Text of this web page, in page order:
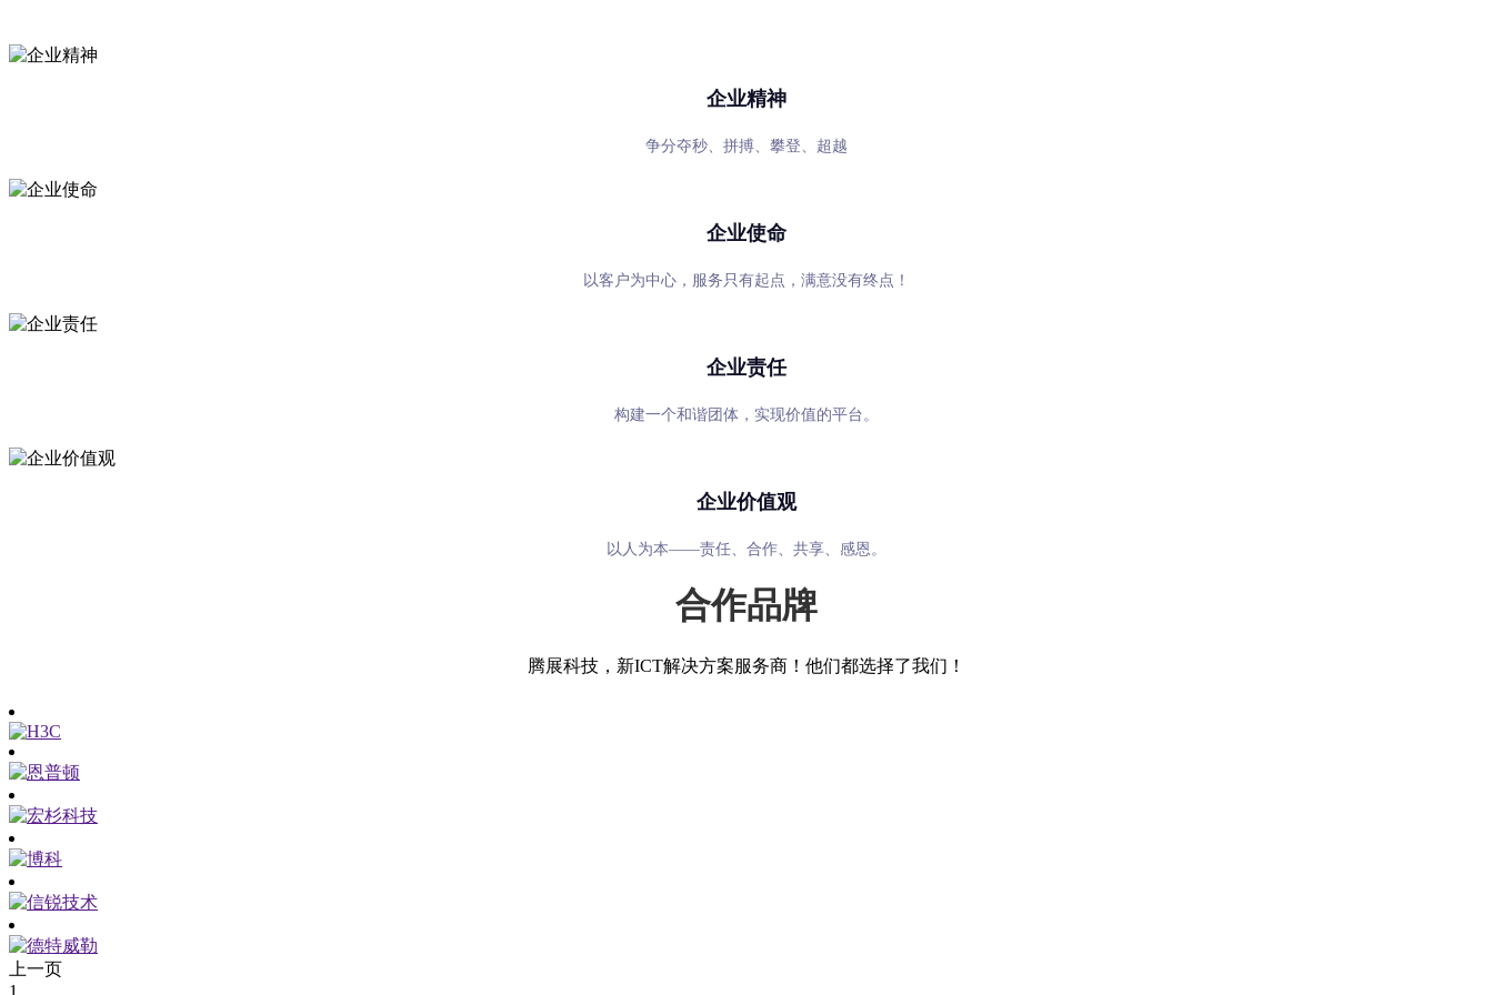
企业精神
争分夺秒、拼搏、攀登、超越
企业使命
以客户为中心，服务只有起点，满意没有终点！
企业责任
构建一个和谐团体，实现价值的平台。
企业价值观
以人为本——责任、合作、共享、感恩。
合作品牌
腾展科技，新ICT解决方案服务商！他们都选择了我们！
上一页
1